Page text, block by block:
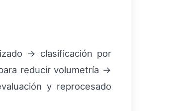
→ clasificación por
reducir volumetría →
y reprocesado